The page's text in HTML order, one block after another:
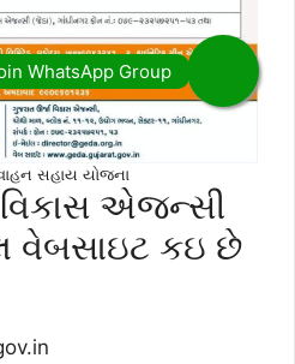
સહાય યોજના
એજન્સી
વેબસાઇટ કઇ છે